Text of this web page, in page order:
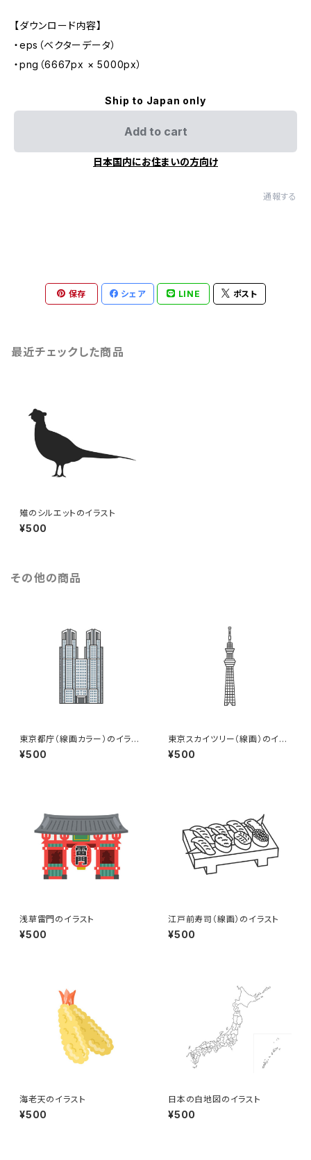
【ダウンロード内容】
・eps（ベクターデータ）
・png（6667px × 5000px）
Ship to Japan only
Add to cart
日本国内にお住まいの方向け
通報する
保存 シェア LINE ポスト
最近チェックした商品
雉のシルエットのイラスト
¥500
その他の商品
東京都庁（線画カラー）のイラス
ト
¥500
東京スカイツリー（線画）のイラ
スト
¥500
浅草雷門のイラスト
¥500
江戸前寿司（線画）のイラスト
¥500
海老天のイラスト
¥500
日本の白地図のイラスト
¥500